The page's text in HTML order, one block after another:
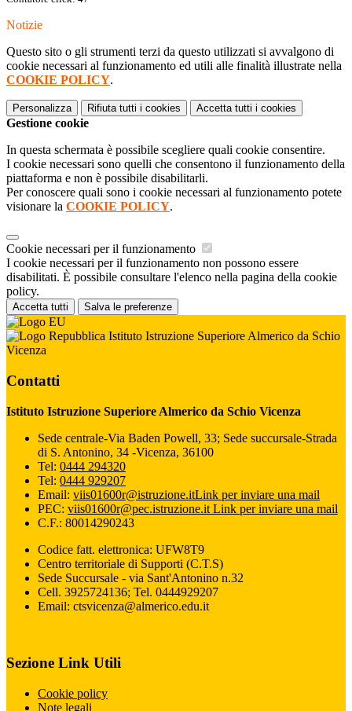
Notizie
Questo sito o gli strumenti terzi da questo utilizzati si avvalgono di
cookie necessari al funzionamento ed utili alle finalità illustrate nella
COOKIE POLICY.
Personalizza Rifiuta tutti i cookies Accetta tutti i cookies
Gestione cookie
In questa schermata è possibile scegliere quali cookie consentire.
I cookie necessari sono quelli che consentono il funzionamento della
piattaforma e non è possibile disabilitarli.
Per conoscere quali sono i cookie necessari al funzionamento potete
visionare la COOKIE POLICY.
Cookie necessari per il funzionamento
I cookie necessari per il funzionamento non possono essere
disabilitati. È possibile consultare l'elenco nella pagina della cookie
policy.
Accetta tutti Salva le preferenze
Istituto Istruzione Superiore Almerico da Schio
Vicenza
Contatti
Istituto Istruzione Superiore Almerico da Schio Vicenza
Sede centrale-Via Baden Powell, 33; Sede succursale-Strada
di S. Antonino, 34 -Vicenza, 36100
Tel: 0444 294320
Tel: 0444 929207
Email: viis01600r@istruzione.itLink per inviare una mail
PEC: viis01600r@pec.istruzione.it Link per inviare una mail
C.F.: 80014290243
Codice fatt. elettronica: UFW8T9
Centro territoriale di Supporti (C.T.S)
Sede Succursale - via Sant'Antonino n.32
Cell. 3925724136; Tel. 0444929207
Email: ctsvicenza@almerico.edu.it
Sezione Link Utili
Cookie policy
Note legali